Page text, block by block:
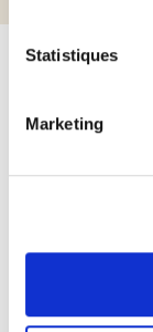
Statistiques
Marketing
Autres
vous